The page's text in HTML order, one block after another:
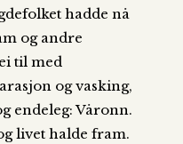
hadde nå
og andre
til med
og vasking,
endeleg: Våronn.
livet halde fram.